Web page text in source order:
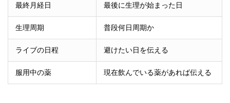
最終月経日 最後に生理が始まった日
生理周期 普段何日周期か
ライブの日程 避けたい日を伝える
服用中の薬 現在飲んでいる薬があれば伝える